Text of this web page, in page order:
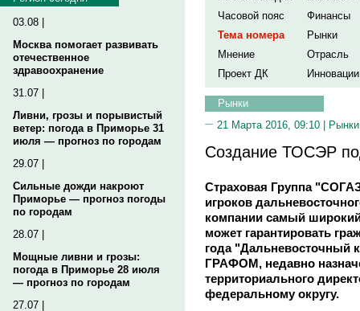
03.08 |
Москва помогает развивать
отечественное
здравоохранение
31.07 |
Ливни, грозы и порывистый
ветер: погода в Приморье 31
июля — прогноз по городам
29.07 |
Сильные дожди накроют
Приморье — прогноз погоды
по городам
28.07 |
Мощные ливни и грозы:
погода в Приморье 28 июля
— прогноз по городам
27.07 |
Часовой пояс
Финансы
Тема номера
Рынки
Мнение
Отрасль
Проект ДК
Инновации
Рынки
21 Марта 2016, 09:10 | Рынки
Создание ТОСЭР
Страховая Группа
игроков
компании самый широкий
может гарантировать
года "Дальневосточный
ГРАФОМ, недавно
территориального
федеральному округу.